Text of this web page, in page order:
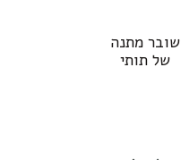
שובר מתנה
של תותי